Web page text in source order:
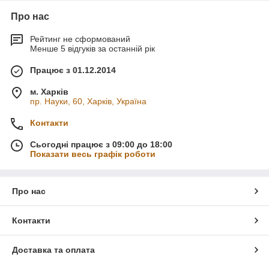
Про нас
Рейтинг не сформований
Менше 5 відгуків за останній рік
Працює з 01.12.2014
м. Харків
пр. Науки, 60, Харків, Україна
Контакти
Сьогодні працює з 09:00 до 18:00
Показати весь графік роботи
Про нас
Контакти
Доставка та оплата